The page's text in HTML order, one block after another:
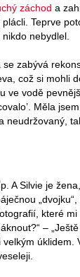
záchod a
Teprve
nebydlel.
zabývá
což si mohli
ve vodě
Měla
neudržovaný,
A Silvie je
které
–